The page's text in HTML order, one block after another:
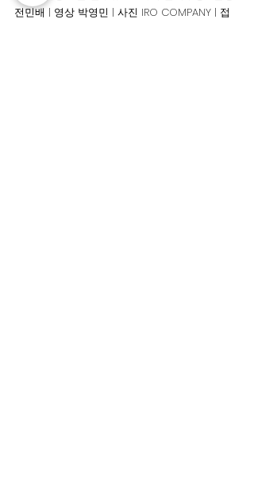
전민배 | 영상 박영민 | 사진 IRO COMPANY | 접